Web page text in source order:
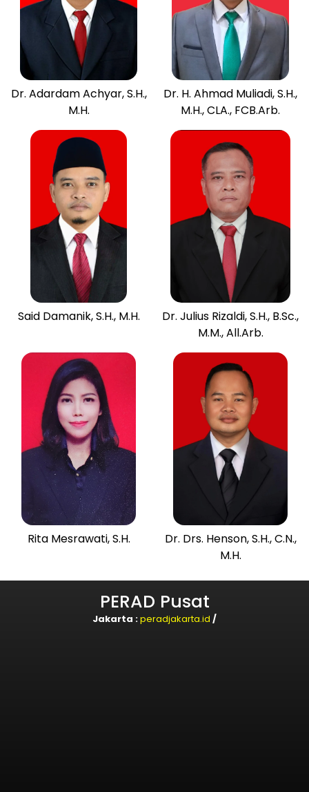
Dr. Adardam Achyar, S.H.,
M.H.
Dr. H. Ahmad Muliadi, S.H.,
M.H., CLA., FCB.Arb.
Said Damanik, S.H., M.H.
Dr. Julius Rizaldi, S.H., B.Sc.,
M.M., All.Arb.
Rita Mesrawati, S.H.
Dr. Drs. Henson, S.H., C.N.,
M.H.
PERAD Pusat
Jakarta :peradjakarta.id /